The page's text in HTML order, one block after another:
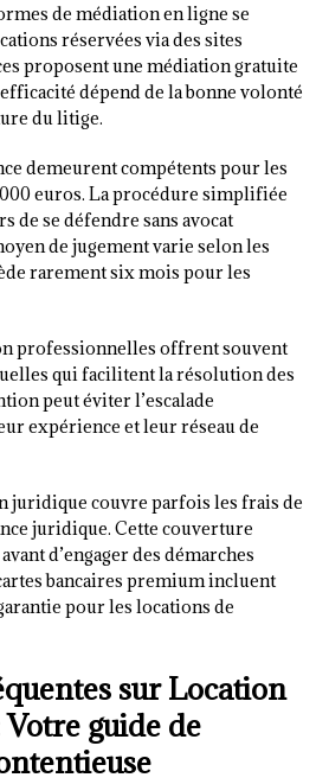
de médiation en ligne se
réservées via des sites
proposent une médiation gratuite
dépend de la bonne volonté
du litige.
demeurent compétents pour les
euros. La procédure simplifiée
de se défendre sans avocat
de jugement varie selon les
rarement six mois pour les
professionnelles offrent souvent
qui facilitent la résolution des
peut éviter l’escalade
expérience et leur réseau de
juridique couvre parfois les frais de
juridique. Cette couverture
d’engager des démarches
bancaires premium incluent
pour les locations de
sur Location
Votre guide de